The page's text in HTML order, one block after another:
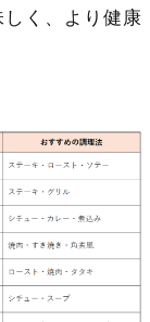
く、より健康